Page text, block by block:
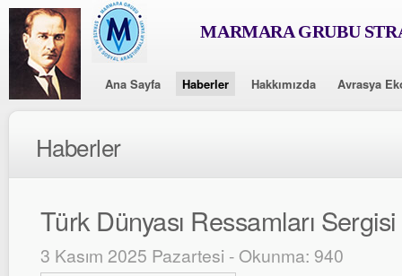
MARMARA GRUBU
Ana Sayfa Haberler Hakkımızda Avrasya
Haberler
Türk Dünyası Ressamları Sergisi
3 Kasım 2025 Pazartesi - Okunma: 940